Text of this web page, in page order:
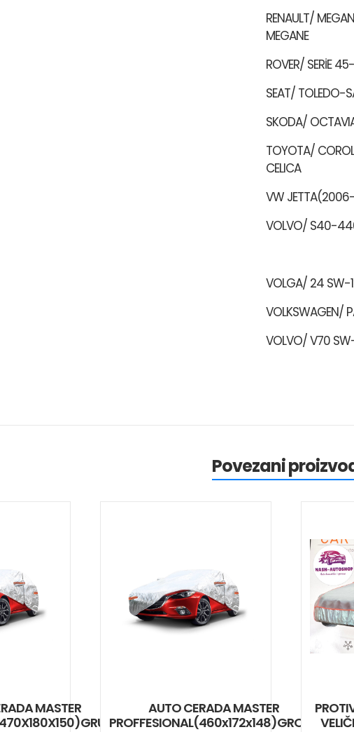
RENAULT/
MEGANE
ROVER/ SERİE
SEAT/ TOLEDO-
SKODA/
TOYOTA/
CELICA
VW
VOLVO/ S40-
VOLGA/ 24 SW-
VOLKSWAGEN/
VOLVO/ V70
Povezani
MASTER
AUTO CERADA MASTER
PROFFESIONAL(460x172x148)GROUP